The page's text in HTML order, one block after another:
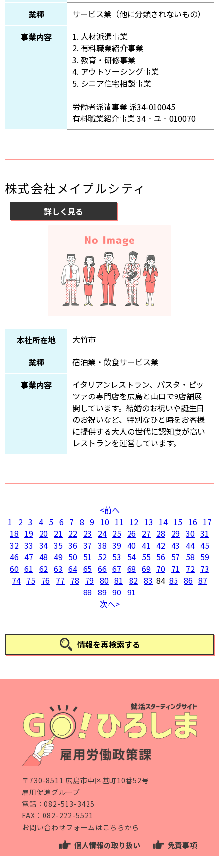
業種
サービス業（他に分類されないもの）
事業内容
1. 人材派遣事業
2. 有料職業紹介事業
3. 教育・研修事業
4. アウトソーシング事業
5. シニア住宅相談事業
労働者派遣事業 派34-010045
有料職業紹介事業 34‐ユ‐010070
株式会社メイプルシティ
詳しく見る
本社所在地
大竹市
業種
宿泊業・飲食サービス業
事業内容
イタリアンレストラン、パスタ・ピッ
ツァの専門店を広島と山口で9店舗展
開しています。結婚のお祝いや誕生日
のお祝いなど、特別なひと時をお客様
に提供する大人の世代に認知度が高い
レストランを運営しています。
前へ
1
2 3 4 5 6 7 8 9 10 11 12 13 14 15 16 17
18 19 20 21 22 23 24 25 26 27 28 29 30 31
32 33 34 35 36 37 38 39 40 41 42 43 44 45
46 47 48 49 50 51 52 53 54 55 56 57 58 59
60 61 62 63 64 65 66 67 68 69 70 71 72 73
74 75 76 77 78 79 80 81 82 83 84 85 86 87
88 89 90 91
次へ
情報を再検索する
〒730-8511 広島市中区基町10番52号
雇用促進グループ
電話： 082-513-3425
FAX：082-222-5521
お問い合わせフォームはこちらから
個人情報の取り扱い 免責事項